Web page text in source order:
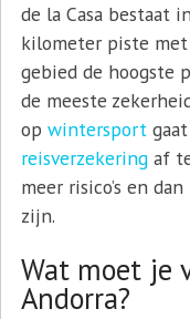
de la Casa bestaat
kilometer piste
gebied de hoogste
de meeste
op wintersportgaat
reisverzekeringaf
meer risico’s en
zijn.
Wat moet je
Andorra?